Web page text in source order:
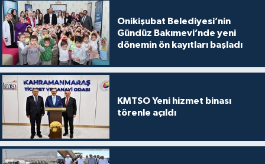
Onikişubat Belediyesi’nin
Gündüz Bakımevi’nde yeni
dönemin ön kayıtları başladı
KMTSO Yeni hizmet binası
törenle açıldı